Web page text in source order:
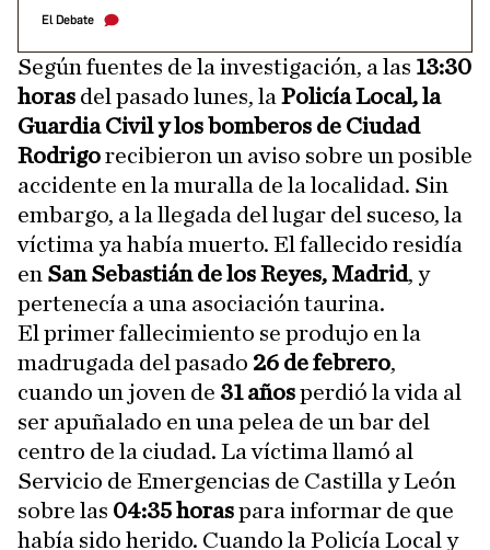
El Debate
Según fuentes de la investigación, a las 13:30
horas del pasado lunes, la Policía Local, la
Guardia Civil y los bomberos de Ciudad
Rodrigorecibieron un aviso sobre un posible
accidente en la muralla de la localidad. Sin
embargo, a la llegada del lugar del suceso, la
víctima ya había muerto. El fallecido residía
en San Sebastián de los Reyes, Madrid, y
pertenecía a una asociación taurina.
El primer fallecimiento se produjo en la
madrugada del pasado 26 de febrero,
cuando un joven de 31 añosperdió la vida al
ser apuñalado en una pelea de un bar del
centro de la ciudad. La víctima llamó al
Servicio de Emergencias de Castilla y León
sobre las 04:35 horaspara informar de que
había sido herido. Cuando la Policía Local y